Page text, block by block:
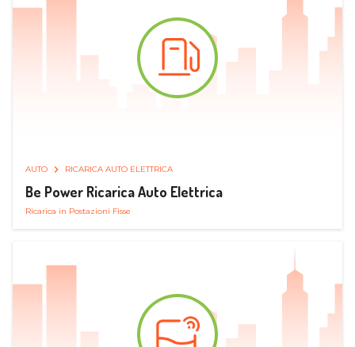
AUTO RICARICA AUTO ELETTRICA
Be Power Ricarica Auto Elettrica
Ricarica in Postazioni Fisse